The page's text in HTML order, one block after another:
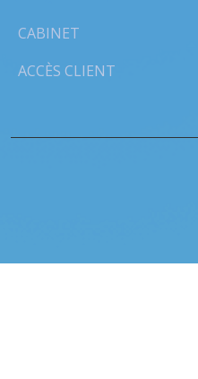
CABINET
ACCÈS CLIENT